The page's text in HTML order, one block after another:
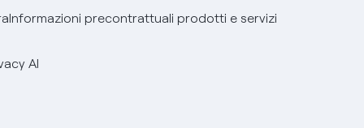
Informazioni precontrattuali prodotti e servizi
AI